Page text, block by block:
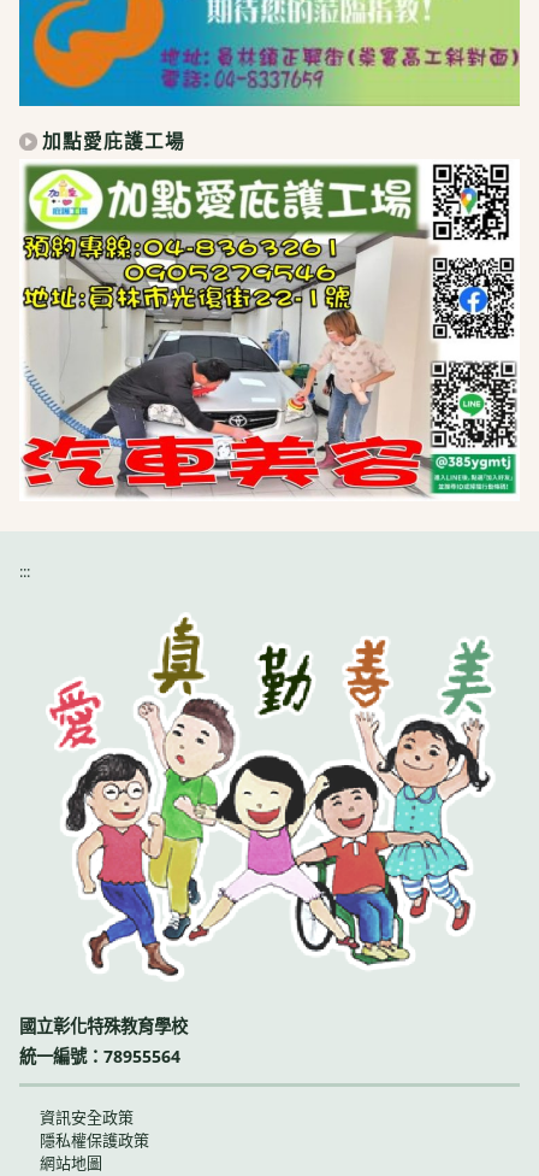
加點愛庇護工場
:::
國立彰化特殊教育學校
統一編號：78955564
資訊安全政策
隱私權保護政策
網站地圖